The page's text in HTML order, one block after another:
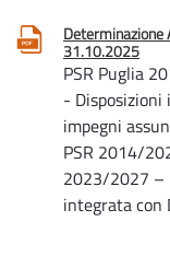
Determinazione
31.10.2025
PSR Puglia
-
impegni
PSR 2014/
2023/2027 –
integrata con